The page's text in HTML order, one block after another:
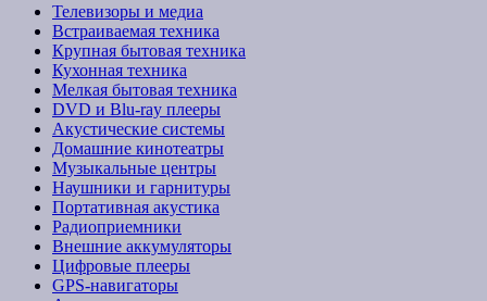
Телевизоры и медиа
Встраиваемая техника
Крупная бытовая техника
Кухонная техника
Мелкая бытовая техника
DVD и Blu-ray плееры
Акустические системы
Домашние кинотеатры
Музыкальные центры
Наушники и гарнитуры
Портативная акустика
Радиоприемники
Внешние аккумуляторы
Цифровые плееры
GPS-навигаторы